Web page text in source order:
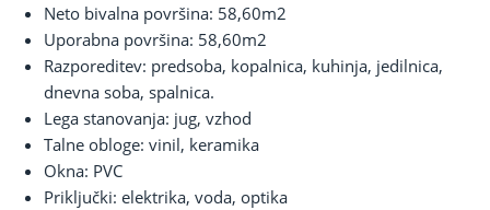
Neto bivalna površina: 58,60m2
Uporabna površina: 58,60m2
Razporeditev: predsoba, kopalnica, kuhinja, jedilnica,
dnevna soba, spalnica.
Lega stanovanja: jug, vzhod
Talne obloge: vinil, keramika
Okna: PVC
Priključki: elektrika, voda, optika